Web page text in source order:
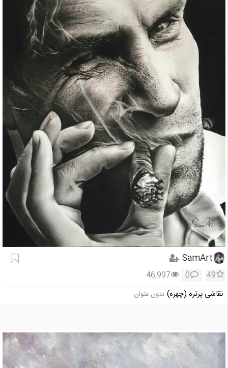
SamArt
49
0
46,997
نقاشی پرتره (چهره) بدون عنوان